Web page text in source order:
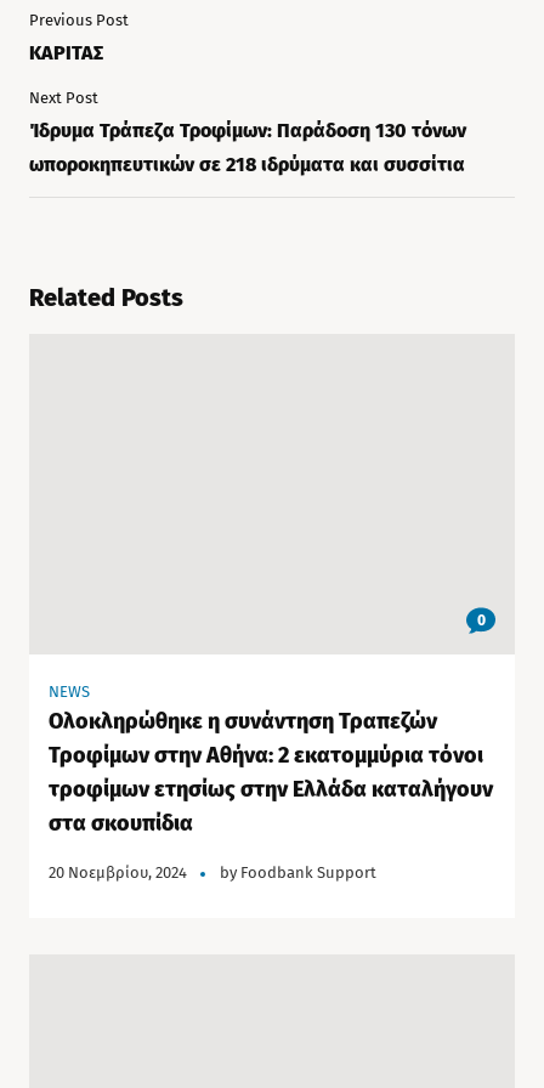
Previous Post
ΚΑΡΙΤΑΣ
Next Post
Ίδρυμα Τράπεζα Τροφίμων: Παράδοση 130 τόνων
ωποροκηπευτικών σε 218 ιδρύματα και συσσίτια
Related Posts
0
NEWS
Ολοκληρώθηκε η συνάντηση Τραπεζών
Τροφίμων στην Αθήνα: 2 εκατομμύρια τόνοι
τροφίμων ετησίως στην Ελλάδα καταλήγουν
στα σκουπίδια
20 Νοεμβρίου, 2024 by Foodbank Support